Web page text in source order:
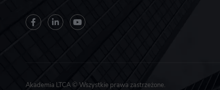
Akademia LTCA © Wszystkie prawa zastrzeżone.